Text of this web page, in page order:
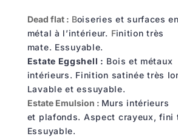
Dead flat : Boiseries et surfaces
métal à l’intérieur. Finition très
mate. Essuyable.
Estate Eggshell : Bois et métaux
intérieurs. Finition satinée très
Lavable et essuyable.
Estate Emulsion : Murs intérieurs
et plafonds. Aspect crayeux, fini
Essuyable.